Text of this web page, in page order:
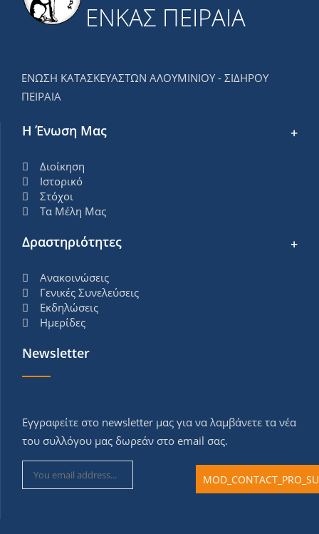
ΕΝΚΑΣ ΠΕΙΡΑΙΑ
ΕΝΩΣΗ ΚΑΤΑΣΚΕΥΑΣΤΩΝ ΑΛΟΥΜΙΝΙΟΥ - ΣΙΔΗΡΟΥ
ΠΕΙΡΑΙΑ
Η Ένωση Μας
Διοίκηση
Ιστορικό
Στόχοι
Τα Μέλη Μας
Δραστηριότητες
Ανακοινώσεις
Γενικές Συνελεύσεις
Εκδηλώσεις
Ημερίδες
Newsletter
Εγγραφείτε στο newsletter μας για να λαμβάνετε τα νέα
του συλλόγου μας δωρεάν στο email σας.